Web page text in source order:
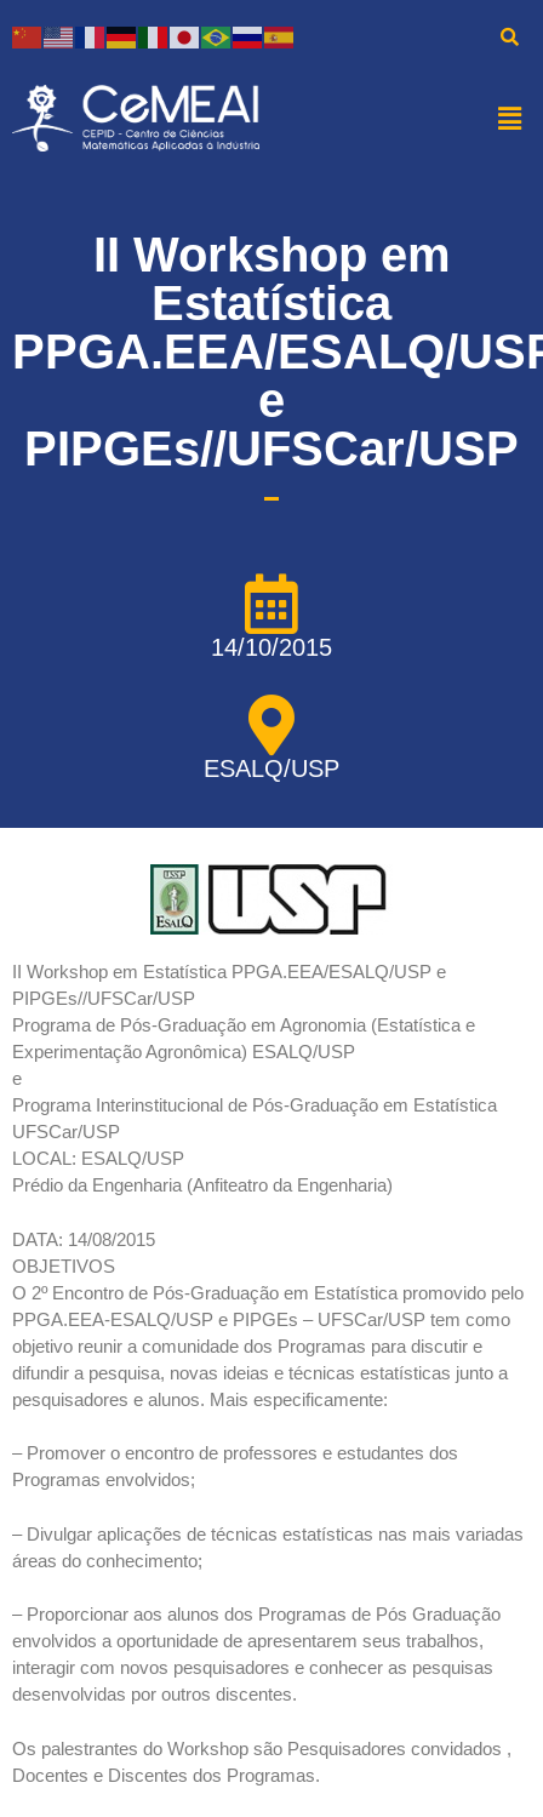
II Workshop em
Estatística
PPGA.EEA/ESALQ/
e
PIPGEs//UFSCar/USP
14/10/2015
ESALQ/USP
II Workshop em Estatística PPGA.EEA/ESALQ/USP e
PIPGEs//UFSCar/USP
Programa de Pós-Graduação em Agronomia (Estatística e
Experimentação Agronômica) ESALQ/USP
e
Programa Interinstitucional de Pós-Graduação em Estatística
UFSCar/USP
LOCAL: ESALQ/USP
Prédio da Engenharia (Anfiteatro da Engenharia)
DATA: 14/08/2015
OBJETIVOS
O 2º Encontro de Pós-Graduação em Estatística promovido pelo
PPGA.EEA-ESALQ/USP e PIPGEs – UFSCar/USP tem como
objetivo reunir a comunidade dos Programas para discutir e
difundir a pesquisa, novas ideias e técnicas estatísticas junto a
pesquisadores e alunos. Mais especificamente:
– Promover o encontro de professores e estudantes dos
Programas envolvidos;
– Divulgar aplicações de técnicas estatísticas nas mais variadas
áreas do conhecimento;
– Proporcionar aos alunos dos Programas de Pós Graduação
envolvidos a oportunidade de apresentarem seus trabalhos,
interagir com novos pesquisadores e conhecer as pesquisas
desenvolvidas por outros discentes.
Os palestrantes do Workshop são Pesquisadores convidados ,
Docentes e Discentes dos Programas.